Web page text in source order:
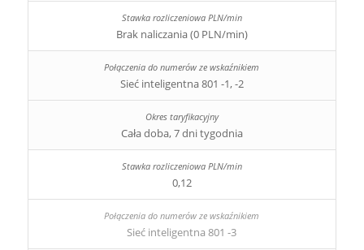
Brak naliczania (0 PLN/min)
Sieć inteligentna 801 -1, -2
Cała doba, 7 dni tygodnia
0,12
Sieć inteligentna 801 -3